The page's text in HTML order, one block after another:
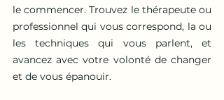
le commencer. Trouvez le thérapeute ou
professionnel qui vous correspond, la ou
les techniques qui vous parlent, et
avancez avec votre volonté de changer
et de vous épanouir.